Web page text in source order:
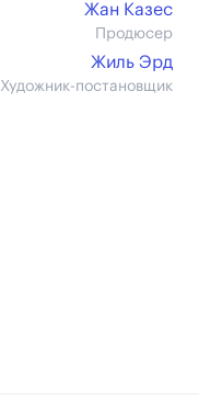
Жан Казес
Продюсер
Жиль Эрд
Художник-постановщик